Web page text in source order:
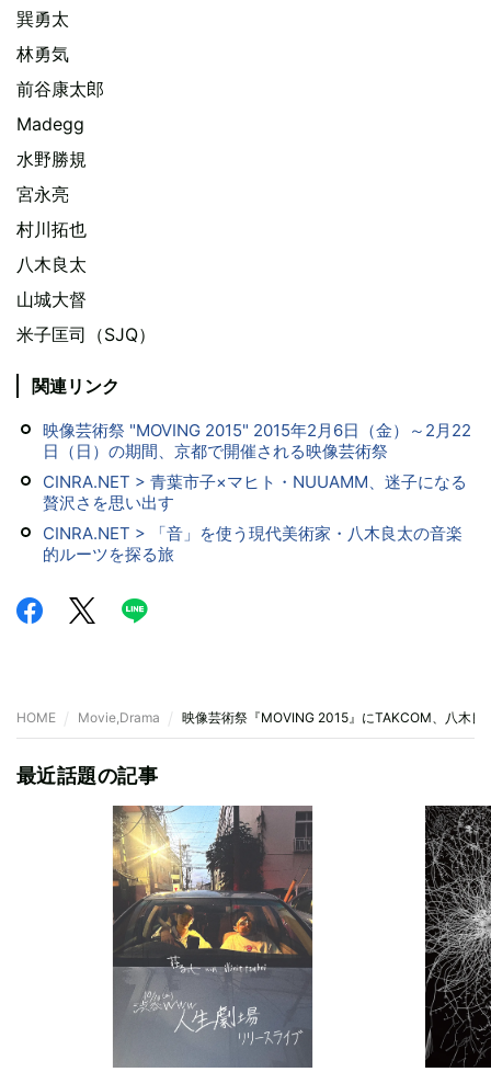
巽勇太
林勇気
前谷康太郎
Madegg
水野勝規
宮永亮
村川拓也
八木良太
山城大督
米子匡司（SJQ）
関連リンク
映像芸術祭 "MOVING 2015" 2015年2月6日（金）～2月22
日（日）の期間、京都で開催される映像芸術祭
CINRA.NET > 青葉市子×マヒト・NUUAMM、迷子になる
贅沢さを思い出す
CINRA.NET > 「音」を使う現代美術家・八木良太の音楽
的ルーツを探る旅
HOME Movie,Drama 映像芸術祭『MOVING 2015』にTAKCOM、八木
最近話題の記事